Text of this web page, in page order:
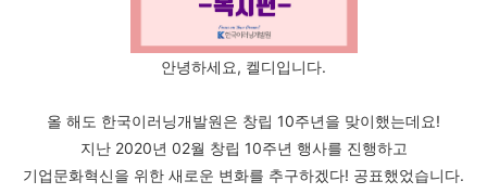
안녕하세요, 켈디입니다.
올 해도 한국이러닝개발원은 창립 10주년을 맞이했는데요!
지난 2020년 02월 창립 10주년 행사를 진행하고
기업문화혁신을 위한 새로운 변화를 추구하겠다! 공표했었습니다.